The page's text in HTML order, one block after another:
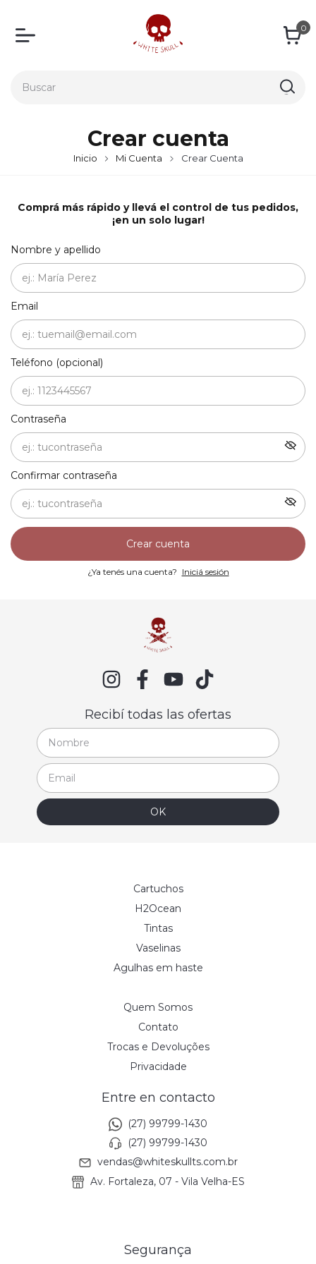
0
Crear cuenta
Inicio Mi Cuenta Crear Cuenta
Comprá más rápido y llevá el control de tus pedidos,
¡en un solo lugar!
Nombre y apellido
Email
Teléfono (opcional)
Contraseña
Confirmar contraseña
Crear cuenta
¿Ya tenés una cuenta? Iniciá sesión
Recibí todas las ofertas
Cartuchos
H2Ocean
Tintas
Vaselinas
Agulhas em haste
Quem Somos
Contato
Trocas e Devoluções
Privacidade
Entre en contacto
(27) 99799-1430
(27) 99799-1430
vendas@whiteskullts.com.br
Av. Fortaleza, 07 - Vila Velha-ES
Segurança